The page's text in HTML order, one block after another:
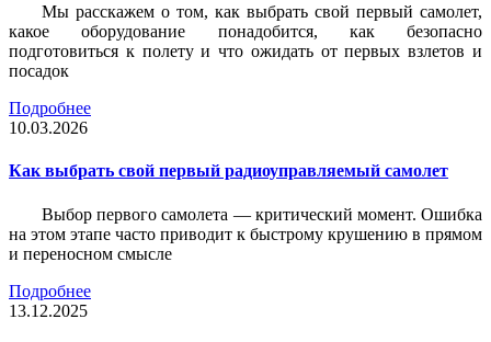
Мы расскажем о том, как выбрать свой первый самолет,
какое оборудование понадобится, как безопасно
подготовиться к полету и что ожидать от первых взлетов и
посадок
Подробнее
10.03.2026
Как выбрать свой первый радиоуправляемый самолет
Выбор первого самолета — критический момент. Ошибка
на этом этапе часто приводит к быстрому крушению в прямом
и переносном смысле
Подробнее
13.12.2025